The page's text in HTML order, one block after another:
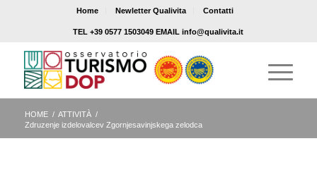
Home Newletter Qualivita Contatti
TEL +39 0577 1503049 EMAIL info@qualivita.it
HOME / ATTIVITÀ /
Zdruzenje izdelovalcev Zgornjesavinjskega zelodca